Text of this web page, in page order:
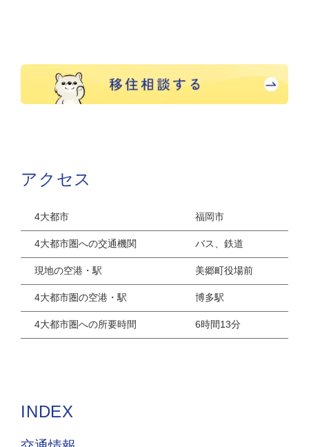
アクセス
4大都市 福岡市
4大都市圏への交通機関 バス、鉄道
現地の空港・駅 美郷町役場前
4大都市圏の空港・駅 博多駅
4大都市圏への所要時間 6時間13分
INDEX